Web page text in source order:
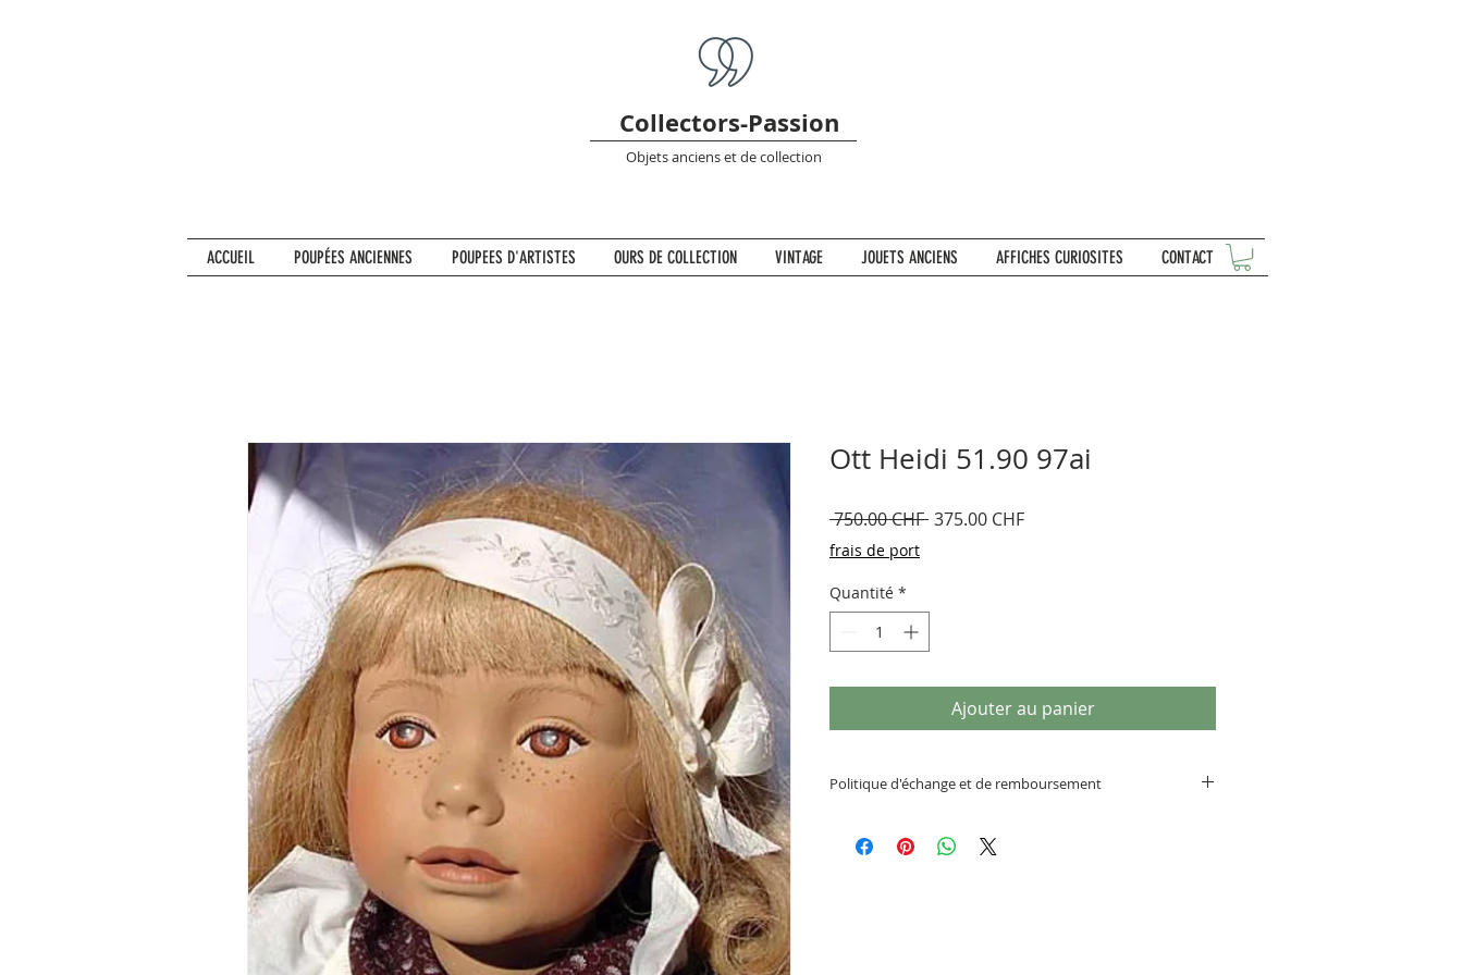
Collectors-Passion
Objets anciens et de collection
ACCUEIL POUPÉES ANCIENNES POUPEES D'ARTISTES OURS DE COLLECTION VINTAGE JOUETS ANCIENS AFFICHES CURIOSITES CONTACT
Ott Heidi 51.90 97ai
750.00 CHF Prix
375.00 CHFPrix
frais de port
Quantité *
Ajouter au panier
Politique d'échange et de remboursement
des articles: pas d'échange, pas de retour ou de